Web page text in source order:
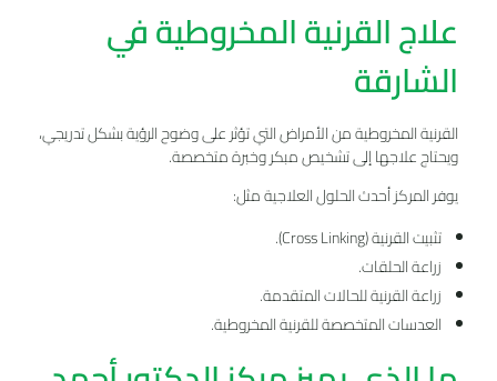
علاج القرنية المخروطية في
الشارقة
القرنية المخروطية من الأمراض التي تؤثر على وضوح الرؤية بشكل تدريجي،
ويحتاج علاجها إلى تشخيص مبكر وخبرة متخصصة.
يوفر المركز أحدث الحلول العلاجية مثل:
تثبيت القرنية (Cross Linking).
زراعة الحلقات.
زراعة القرنية للحالات المتقدمة.
العدسات المتخصصة للقرنية المخروطية.